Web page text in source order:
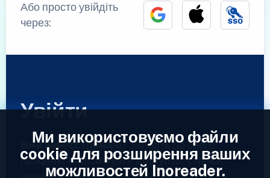
Або просто увійдіть
через:
Увійти
Вже зареєстровані? Увійдіть до свого
профілю та отримуйте доступ до стрічок
Ми використовуємо файли
cookie для розширення ваших
можливостей Inoreader.